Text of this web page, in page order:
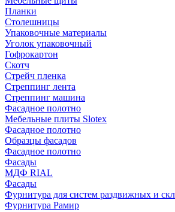
Планки
Столешницы
Упаковочные материалы
Уголок упаковочный
Гофрокартон
Скотч
Стрейч пленка
Стреппинг лента
Стреппинг машина
Фасадное полотно
Мебельные плиты Slotex
Фасадное полотно
Образцы фасадов
Фасадное полотно
Фасады
МДФ RIAL
Фасады
Фурнитура для систем раздвижных и
Фурнитура Рамир